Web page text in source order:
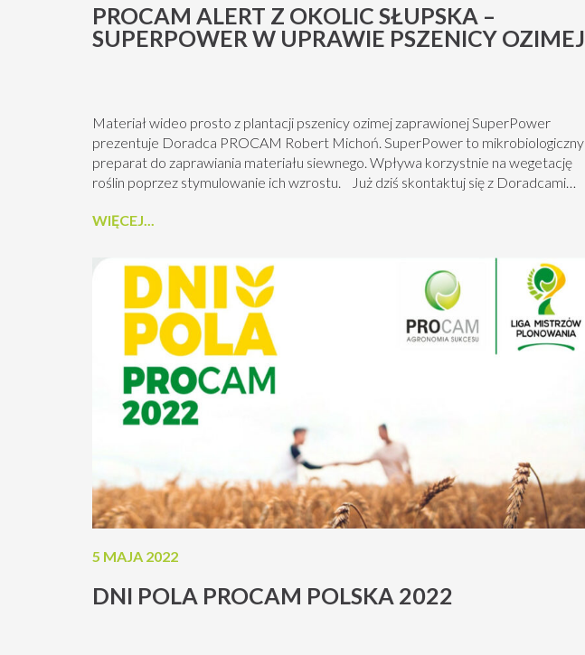
PROCAM ALERT Z OKOLIC SŁUPSKA –
SUPERPOWER W UPRAWIE PSZENICY OZIMEJ
Materiał wideo prosto z plantacji pszenicy ozimej zaprawionej SuperPower
prezentuje Doradca PROCAM Robert Michoń. SuperPower to mikrobiologiczny
preparat do zaprawiania materiału siewnego. Wpływa korzystnie na wegetację
roślin poprzez stymulowanie ich wzrostu. Już dziś skontaktuj się z Doradcami
bezpieczeństwa. Przed każdym użyciem przeczytaj informacje zamieszczone w
WIĘCEJ...
5 MAJA 2022
DNI POLA PROCAM POLSKA 2022